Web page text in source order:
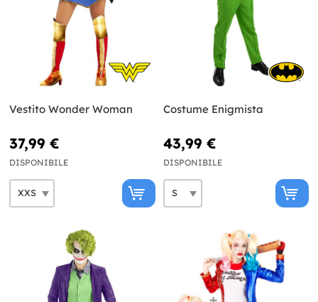
Vestito Wonder Woman
37,99 €
DISPONIBILE
Costume Enigmista
43,99 €
DISPONIBILE